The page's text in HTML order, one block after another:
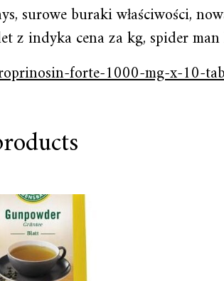
surowe buraki właściwości,
z indyka cena za kg, spider
forte-1000-mg-x-10-